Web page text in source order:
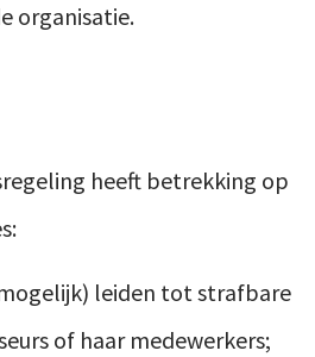
organisatie.
heeft betrekking op
leiden tot strafbare
of haar medewerkers;